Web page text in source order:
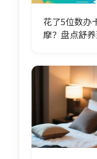
花了5位数办
摩？盘点舒